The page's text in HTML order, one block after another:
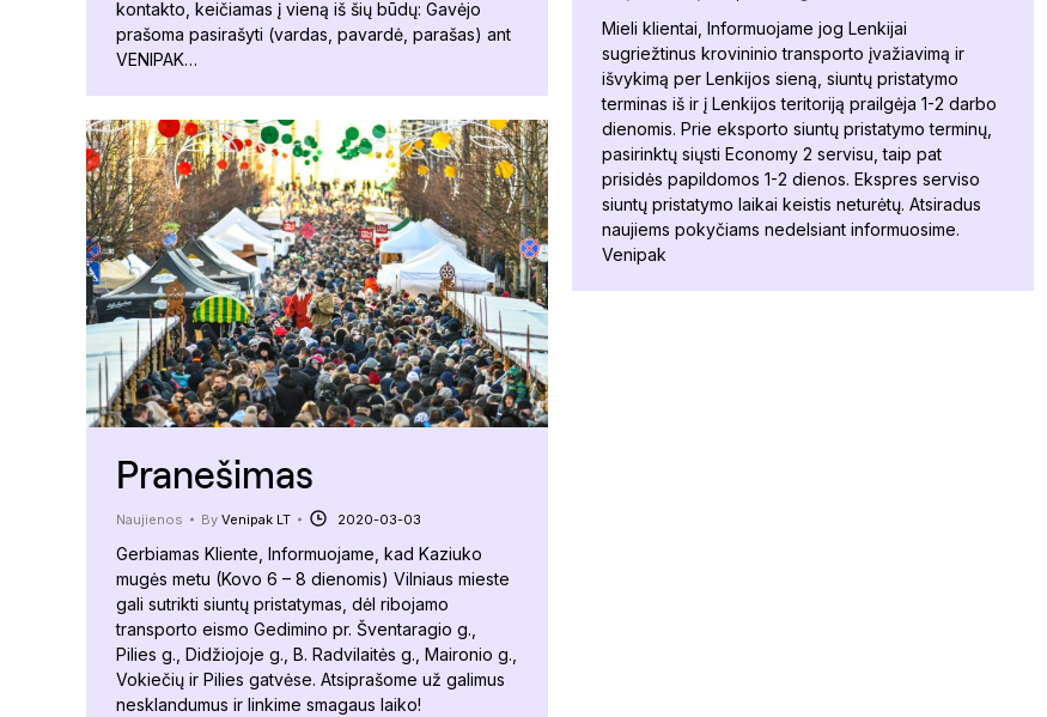
kontakto, keičiamas į vieną iš šių būdų: Gavėjo
prašoma pasirašyti (vardas, pavardė, parašas) ant
VENIPAK…
Mieli klientai, Informuojame jog Lenkijai
sugriežtinus krovininio transporto įvažiavimą ir
išvykimą per Lenkijos sieną, siuntų pristatymo
terminas iš ir į Lenkijos teritoriją prailgėja 1-2 darbo
dienomis. Prie eksporto siuntų pristatymo terminų,
pasirinktų siųsti Economy 2 servisu, taip pat
prisidės papildomos 1-2 dienos. Ekspres serviso
siuntų pristatymo laikai keistis neturėtų. Atsiradus
naujiems pokyčiams nedelsiant informuosime.
Venipak
Pranešimas
Naujienos By Venipak LT 2020-03-03
Gerbiamas Kliente, Informuojame, kad Kaziuko
mugės metu (Kovo 6 – 8 dienomis) Vilniaus mieste
gali sutrikti siuntų pristatymas, dėl ribojamo
transporto eismo Gedimino pr. Šventaragio g.,
Pilies g., Didžiojoje g., B. Radvilaitės g., Maironio g.,
Vokiečių ir Pilies gatvėse. Atsiprašome už galimus
nesklandumus ir linkime smagaus laiko!